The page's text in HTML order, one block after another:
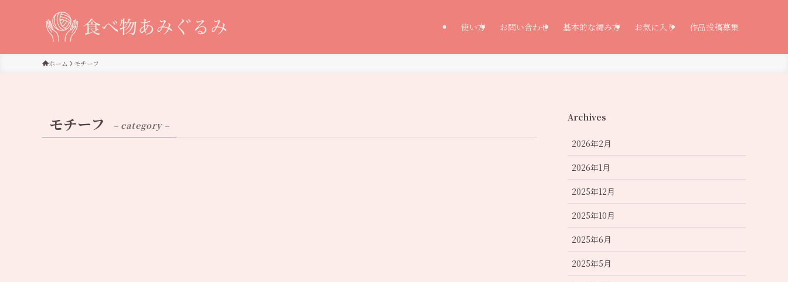
使い方 お問い合わせ 基本的な編み方 お気に入り 作品投稿募集
ホーム モチーフ
モチーフ – category –
Archives
2026年2月
2026年1月
2025年12月
2025年10月
2025年6月
2025年5月